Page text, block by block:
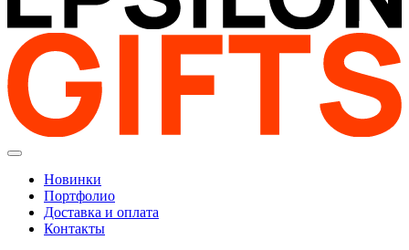
Новинки
Портфолио
Доставка и оплата
Контакты